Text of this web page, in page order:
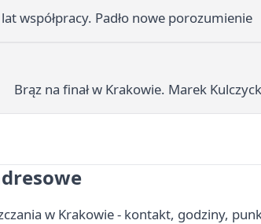
współpracy. Padło nowe porozumienie
Brąz na finał w Krakowie. Marek
w Krakowie - kontakt, godziny,